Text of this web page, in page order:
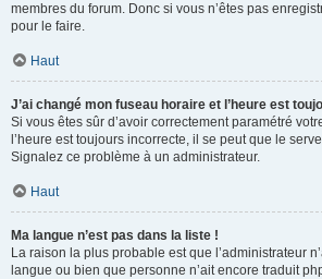
membres du forum. Donc si vous n’êtes pas
pour le faire.
Haut
J’ai changé mon fuseau horaire et l’heure est
Si vous êtes sûr d’avoir correctement paramétré
l’heure est toujours incorrecte, il se peut que le
Signalez ce problème à un administrateur.
Haut
Ma langue n’est pas dans la liste !
La raison la plus probable est que l’administrateur
langue ou bien que personne n’ait encore traduit